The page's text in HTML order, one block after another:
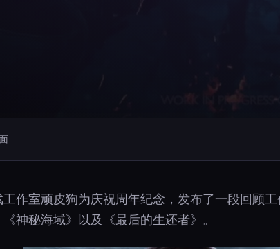
作室顽皮狗为庆祝周年纪念，发布了一段回顾
神秘海域》以及《最后的生还者》。